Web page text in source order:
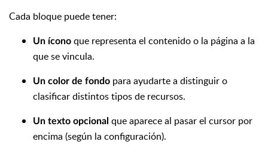
Cada bloque puede tener:
Un ícono que representa el contenido o la página a la
que se vincula.
Un color de fondo para ayudarte a distinguir o
clasificar distintos tipos de recursos.
Un texto opcional que aparece al pasar el cursor por
encima (según la configuración).